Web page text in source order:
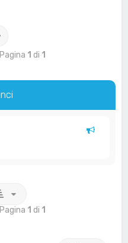
1 di 1
1 di 1